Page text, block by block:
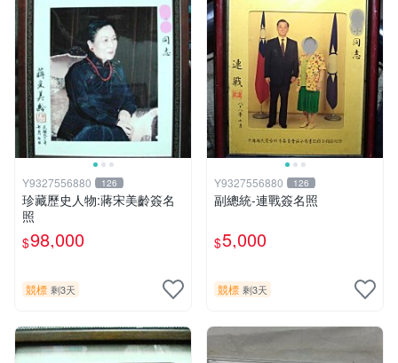
Y9327556880 126
珍藏歷史人物:蔣宋美齡簽名
照
$98,000
競標 剩3天
Y9327556880 126
副總統-連戰簽名照
$5,000
競標 剩3天